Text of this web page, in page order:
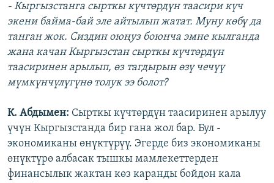
- Кыргызстанга сырткы күчтөрдүн таасири күч
экени байма-бай эле айтылып жатат. Муну көбү да
танган жок. Сиздин оюңуз боюнча эмне кылганда
жана качан Кыргызстан сырткы күчтөрдүн
таасиринен арылып, өз тагдырын өзү чечүү
мүмкүнчүлүгүнө толук ээ болот?
К. Абдымен: Сырткы күчтөрдүн таасиринен арылуу
үчүн Кыргызстанда бир гана жол бар. Бул -
экономиканы өнүктүрүү. Эгерде биз экономиканы
өнүктүрө албасак тышкы мамлекеттерден
финансылык жактан көз каранды бойдон кала